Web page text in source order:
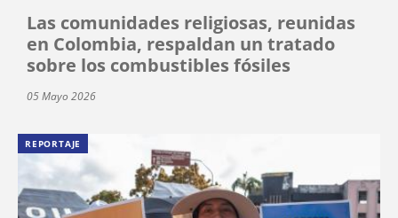
Las comunidades religiosas, reunidas
en Colombia, respaldan un tratado
sobre los combustibles fósiles
05 Mayo 2026
REPORTAJE